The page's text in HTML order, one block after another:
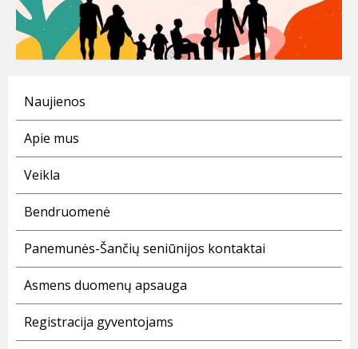
Naujienos
Apie mus
Veikla
Bendruomenė
Panemunės-Šančių seniūnijos kontaktai
Asmens duomenų apsauga
Registracija gyventojams